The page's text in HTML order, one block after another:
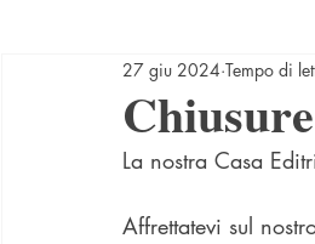
27 giu 2024 Tempo di
La nostra Casa
Affrettatevi sul